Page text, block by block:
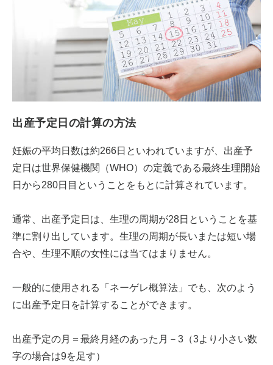
出産予定日の計算の方法
妊娠の平均日数は約266日といわれていますが、出産予
定日は世界保健機関（WHO）の定義である最終生理開始
日から280日目ということをもとに計算されています。
通常、出産予定日は、生理の周期が28日ということを基
準に割り出しています。生理の周期が長いまたは短い場
合や、生理不順の女性には当てはまりません。
一般的に使用される「ネーゲレ概算法」でも、次のよう
に出産予定日を計算することができます。
出産予定の月＝最終月経のあった月－3（3より小さい数
字の場合は9を足す）